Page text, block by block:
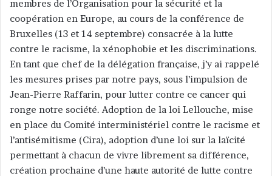
c
o
u
membres de l’Organisation pour la sécurité et la
coopération en Europe, au cours de la conférence de
Bruxelles (13 et 14 septembre) consacrée à la lutte
contre le racisme, la xénophobie et les discriminations.
En tant que chef de la délégation française, j’y ai rappelé
les mesures prises par notre pays, sous l’impulsion de
Jean-Pierre Raffarin, pour lutter contre ce cancer qui
ronge notre société. Adoption de la loi Lellouche, mise
en place du Comité interministériel contre le racisme et
l’antisémitisme (Cira), adoption d’une loi sur la laïcité
permettant à chacun de vivre librement sa différence,
création prochaine d’une haute autorité de lutte contre